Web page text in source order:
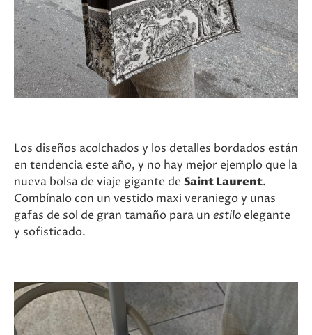
Los diseños acolchados y los detalles bordados están
en tendencia este año, y no hay mejor ejemplo que la
nueva bolsa de viaje gigante deSaint Laurent.
Combínalo con un vestido maxi veraniego y unas
gafas de sol de gran tamaño para un estilo elegante
y sofisticado.